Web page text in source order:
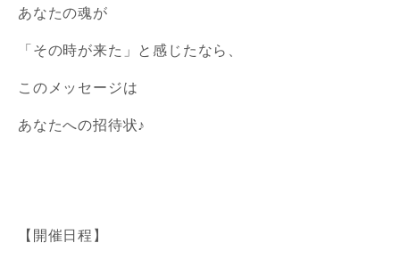
あなたの魂が
「その時が来た」と感じたなら、
このメッセージは
あなたへの招待状♪
【開催日程】